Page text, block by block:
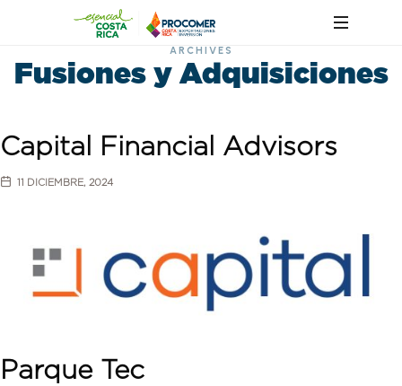
ARCHIVES
Fusiones y Adquisiciones
Capital Financial Advisors
11 DICIEMBRE, 2024
Parque Tec